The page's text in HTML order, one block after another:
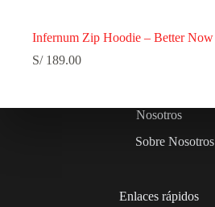
Infernum Zip Hoodie – Better Now
S/189.00
Nosotros
Sobre Nosotros
Enlaces rápidos